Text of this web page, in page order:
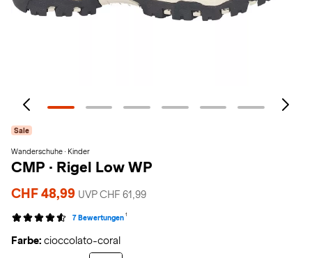
Sale
Wanderschuhe · Kinder
CMP · Rigel Low WP
CHF 48,99 UVP CHF 61,99
7 Bewertungen 1
Farbe: cioccolato-coral